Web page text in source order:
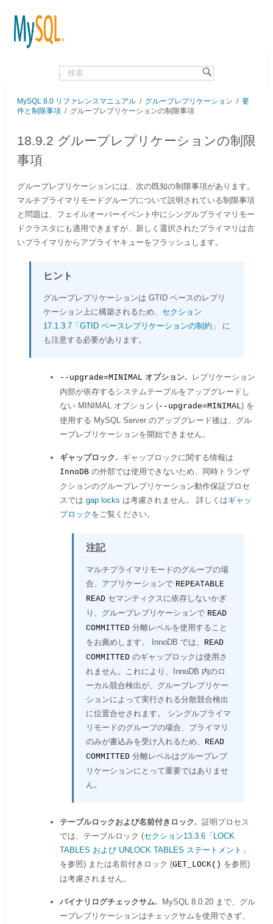
MySQL 8.0 リファレンスマニュアル / グループレプリケーション / 要
件と制限事項 / グループレプリケーションの制限事項
18.9.2 グループレプリケーションの制限
事項
グループレプリケーションには、次の既知の制限事項があります。
マルチプライマリモードグループについて説明されている制限事項
と問題は、フェイルオーバーイベント中にシングルプライマリモー
ドクラスタにも適用できますが、新しく選択されたプライマリは古
いプライマリからアプライヤキューをフラッシュします。
ヒント
グループレプリケーションは GTID ベースのレプリ
ケーション上に構築されるため、 セクション
17.1.3.7「GTID ベースレプリケーションの制約」
に
も注意する必要があります。
--upgrade=MINIMAL オプション.
レプリケーション
内部が依存するシステムテーブルをアップグレードし
ない MINIMAL オプション (--upgrade=MINIMAL) を
使用する MySQL Server のアップグレード後は、グル
ープレプリケーションを開始できません。
ギャップロック.
ギャップロックに関する情報は
InnoDB の外部では使用できないため、同時トランザ
クションのグループレプリケーション動作保証プロセ
スでは gap locks は考慮されません。 詳しくはギャッ
プロック をご覧ください。
注記
マルチプライマリモードのグループの場
合、アプリケーションで REPEATABLE
READ セマンティクスに依存しないかぎ
り、グループレプリケーションで READ
COMMITTED 分離レベルを使用すること
をお薦めします。 InnoDB では、 READ
COMMITTED のギャップロックは使用さ
れません。これにより、InnoDB 内のロ
ーカル競合検出が、グループレプリケー
ションによって実行される分散競合検出
に位置合せされます。 シングルプライマ
リモードのグループの場合、プライマリ
のみが書込みを受け入れるため、 READ
COMMITTED 分離レベルはグループレプ
リケーションにとって重要ではありませ
ん。
テーブルロックおよび名前付きロック. 証明プロセス
では、テーブルロック (セクション13.3.6「LOCK
TABLES および UNLOCK TABLES ステートメント」
を参照) または名前付きロック (GET_LOCK() を参照)
は考慮されません。
バイナリログチェックサム.
MySQL 8.0.20 まで、グル
ープレプリケーションはチェックサムを使用できず、